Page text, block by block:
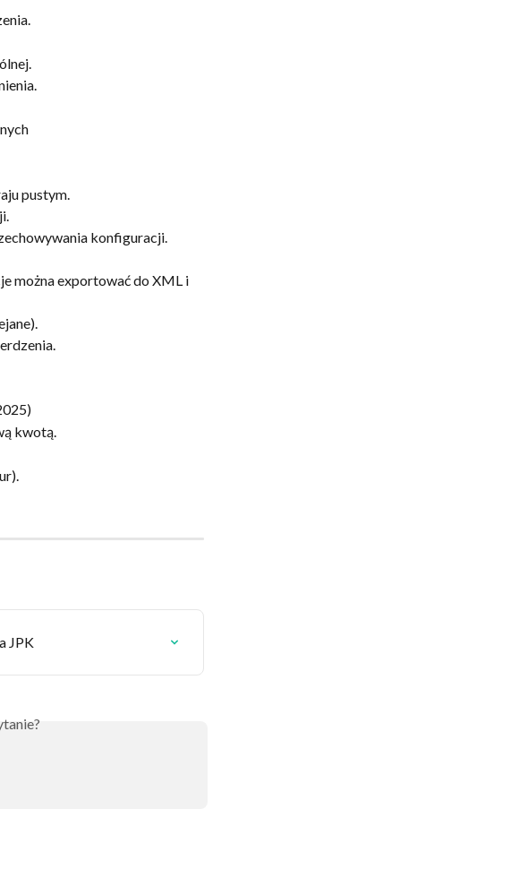
pustym.
konfiguracji.
można exportować do XML i
kwotą.
JPK